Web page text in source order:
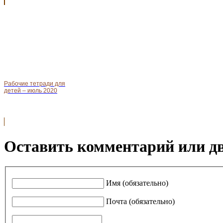
Рабочие тетради для
детей – июль 2020
Оставить комментарий или
Имя (обязательно)
Почта (обязательно)